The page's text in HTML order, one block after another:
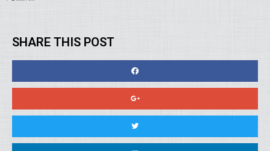
SHARE THIS POST